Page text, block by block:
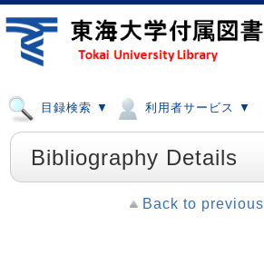
目録検索 ▼ 利用者サービス ▼
Bibliography Details
Back to previous